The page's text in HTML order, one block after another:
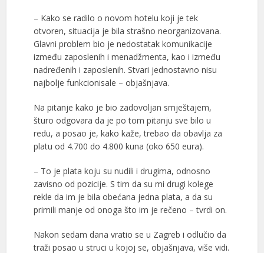
– Kako se radilo o novom hotelu koji je tek
otvoren, situacija je bila strašno neorganizovana.
Glavni problem bio je nedostatak komunikacije
između zaposlenih i menadžmenta, kao i između
nadređenih i zaposlenih. Stvari jednostavno nisu
najbolje funkcionisale – objašnjava.
Na pitanje kako je bio zadovoljan smještajem,
šturo odgovara da je po tom pitanju sve bilo u
redu, a posao je, kako kaže, trebao da obavlja za
platu od 4.700 do 4.800 kuna (oko 650 eura).
– To je plata koju su nudili i drugima, odnosno
zavisno od pozicije. S tim da su mi drugi kolege
rekle da im je bila obećana jedna plata, a da su
primili manje od onoga što im je rečeno – tvrdi on.
Nakon sedam dana vratio se u Zagreb i odlučio da
traži posao u struci u kojoj se, objašnjava, više vidi.